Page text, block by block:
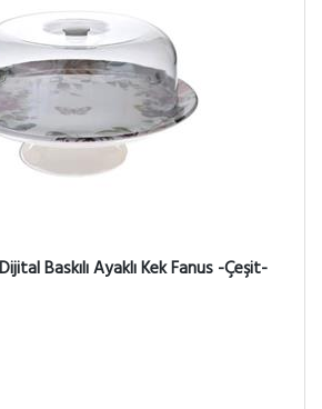
Baskılı Ayaklı Kek Fanus -Çeşit-